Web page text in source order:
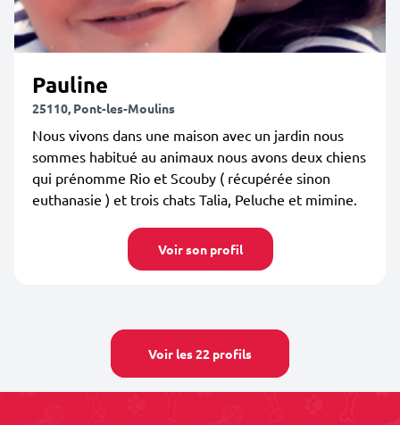
Pauline
25110, Pont-les-Moulins
Nous vivons dans une maison avec un jardin nous
sommes habitué au animaux nous avons deux chiens
qui prénomme Rio et Scouby ( récupérée sinon
euthanasie ) et trois chats Talia, Peluche et mimine.
Voir son profil
Voir les 22 profils